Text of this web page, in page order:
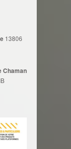
13806
Chaman